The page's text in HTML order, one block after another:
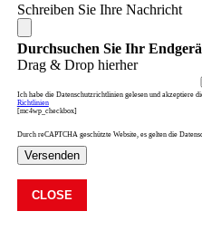
Schreiben Sie Ihre Nachricht
Durchsuchen Sie Ihr
Drag & Drop hierher
Ich habe die Datenschutzrichtlinien gelesen und akzeptiere
Richtlinien
[mc4wp_checkbox]
Durch reCAPTCHA geschützte Website, es gelten die
Versenden
CLOSE